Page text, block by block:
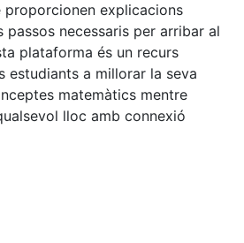
proporcionen explicacions
passos necessaris per arribar al
plataforma és un recurs
estudiants a millorar la seva
matemàtics mentre
lloc amb connexió